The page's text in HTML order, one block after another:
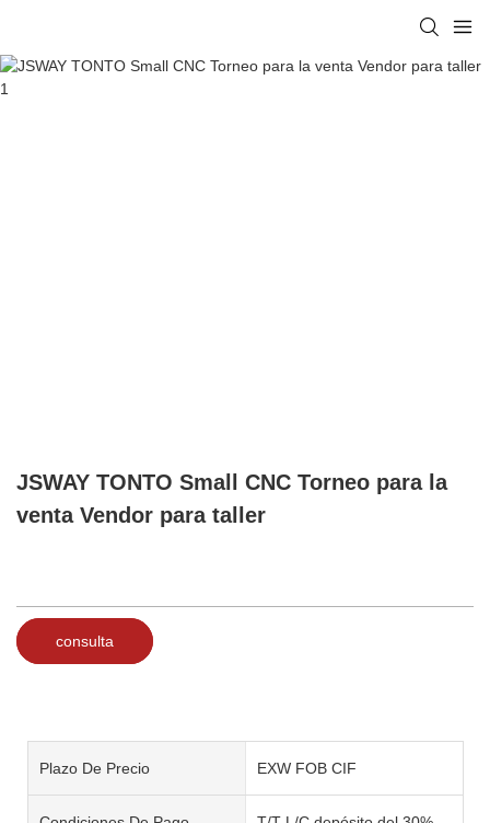
JSWAY TONTO Small CNC Torneo para la
venta Vendor para taller
consulta
Plazo De Precio EXW FOB CIF